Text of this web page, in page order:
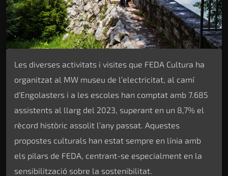
Les diverses activitats i visites que FEDA Cultura ha
organitzat al MW museu de l’electricitat, al camí
d’Engolasters i a les escoles han comptat amb 7.685
assistents al llarg del 2023, superant en un 8,7% el
rècord històric assolit l’any passat. Aquestes
propostes culturals han estat sempre en línia amb
els pilars de FEDA, centrant-se especialment en la
sensibilització sobre la sostenibilitat.